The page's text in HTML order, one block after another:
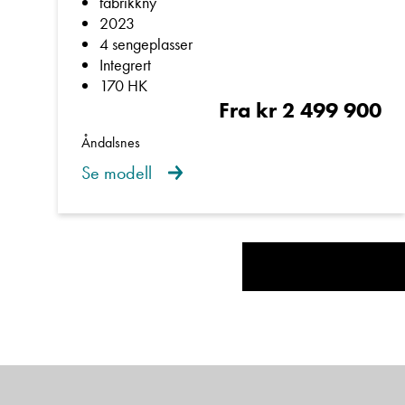
Toalett og
Truma Combi 6 E
Helårs bobil
Dette er en bobil for
fremkommelighet i
2023
4 sengeplasser
Integrert
170 HK
Fra kr 2 499 900
Åndalsnes
Se modell